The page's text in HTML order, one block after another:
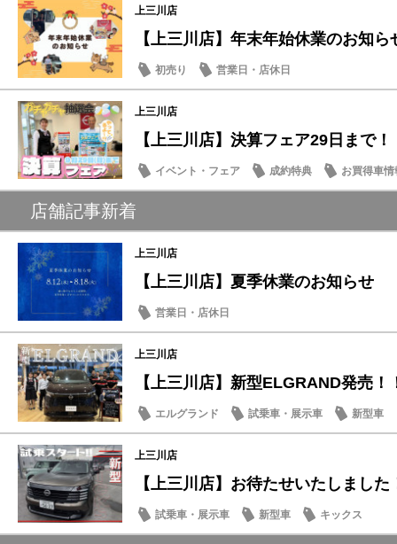
上三川店
【上三川店】年末年始休業のお知ら
初売り 営業日・店休日
上三川店
【上三川店】決算フェア29日まで！
イベント・フェア 成約特典
お買得車情
営業日・店休日
店舗記事新着
上三川店
【上三川店】夏季休業のお知らせ
営業日・店休日
上三川店
【上三川店】新型ELGRAND発売！
エルグランド 試乗車・展示車 新型車
上三川店
【上三川店】お待たせいたしました
試乗車・展示車 新型車 キックス